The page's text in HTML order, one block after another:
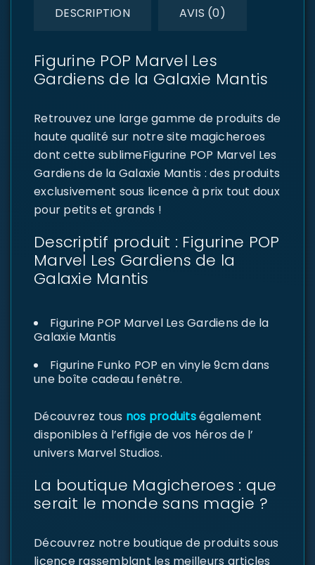
DESCRIPTION AVIS (0)
Figurine POP Marvel Les
Gardiens de la Galaxie Mantis
Retrouvez une large gamme de produits de
haute qualité sur notre site magicheroes
dont cette sublimeFigurine POP Marvel Les
Gardiens de la Galaxie Mantis : des produits
exclusivement sous licence à prix tout doux
pour petits et grands !
Descriptif produit : Figurine POP
Marvel Les Gardiens de la
Galaxie Mantis
Figurine POP Marvel Les Gardiens de la
Galaxie Mantis
Figurine Funko POP en vinyle 9cm dans
une boîte cadeau fenêtre.
Découvrez tous nos produitségalement
disponibles à l’effigie de vos héros de l’
univers Marvel Studios.
La boutique Magicheroes : que
serait le monde sans magie ?
Découvrez notre boutique de produits sous
licence rassemblant les meilleurs articles